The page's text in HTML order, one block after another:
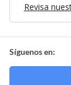
Revisa
Síguenos en: